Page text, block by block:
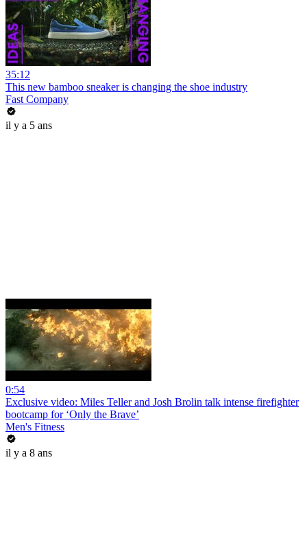
35:12
This new bamboo sneaker is changing the shoe industry
Fast Company
il y a 5 ans
0:54
Exclusive video: Miles Teller and Josh Brolin talk intense firefighter
bootcamp for ‘Only the Brave’
Men's Fitness
il y a 8 ans